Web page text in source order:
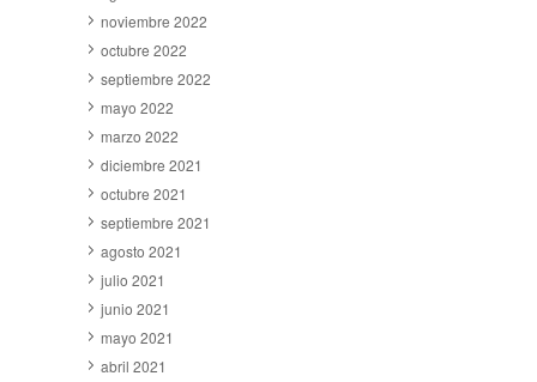
noviembre 2022
octubre 2022
septiembre 2022
mayo 2022
marzo 2022
diciembre 2021
octubre 2021
septiembre 2021
agosto 2021
julio 2021
junio 2021
mayo 2021
abril 2021